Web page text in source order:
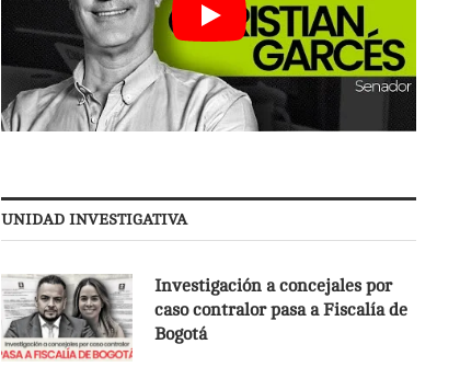
UNIDAD INVESTIGATIVA
Investigación a concejales por
caso contralor pasa a Fiscalía de
Bogotá